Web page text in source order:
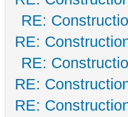
RE:
RE:
RE:
RE:
RE: